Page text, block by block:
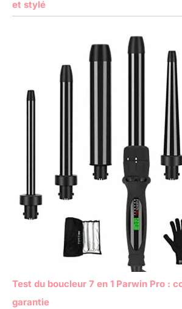
et stylé
Test du boucleur 7 en 1 Parwin Pro :
garantie